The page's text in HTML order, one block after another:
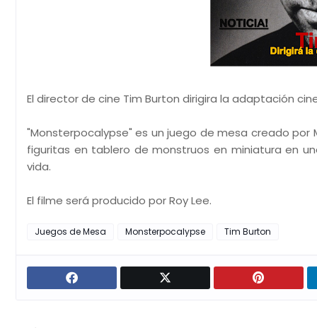
El director de cine Tim Burton dirigira la adaptación
"Monsterpocalypse" es un juego de mesa creado
figuritas en tablero de monstruos en miniatura en
vida.
El filme será producido por Roy Lee.
Juegos de Mesa Monsterpocalypse Tim Burton